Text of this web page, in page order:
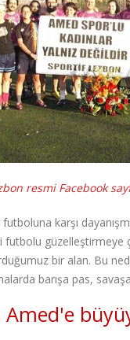
resmi Facebook
karşı
güzelleştirmeye
bir alan. Bu
barışa pas,